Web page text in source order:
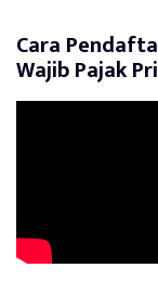
Cara
Wajib Pajak